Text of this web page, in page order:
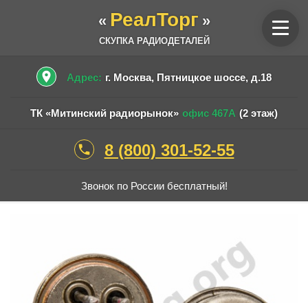
« РеалТорг »
СКУПКА РАДИОДЕТАЛЕЙ
place Адрес: г. Москва, Пятницкое шоссе, д.18
ТК «Митинский радиорынок» офис 467А (2 этаж)
phone 8 (800) 301-52-55
Звонок по России бесплатный!